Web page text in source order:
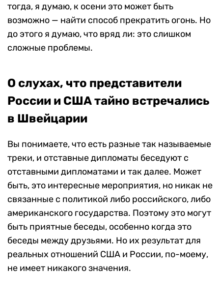
тогда, я думаю, к осени это может быть
возможно — найти способ прекратить огонь. Но
до этого я думаю, что вряд ли: это слишком
сложные проблемы.
О слухах, что представители
России и США тайно встречались
в Швейцарии
Вы понимаете, что есть разные так называемые
треки, и отставные дипломаты беседуют с
отставными дипломатами и так далее. Может
быть, это интересные мероприятия, но никак не
связанные с политикой либо российского, либо
американского государства. Поэтому это могут
быть приятные беседы, особенно когда это
беседы между друзьями. Но их результат для
реальных отношений США и России, по-моему,
не имеет никакого значения.